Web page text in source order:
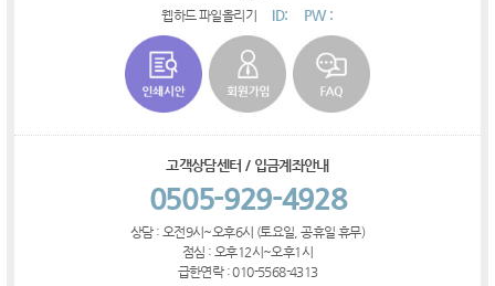
웹하드 파일올리기 ID: PW :
고객상담센터 / 입금계좌안내
0505-929-4928
상담 : 오전9시~오후6시 (토요일, 공휴일 휴무)
점심 : 오후12시~오후1시
급한연락 : 010-5568-4313